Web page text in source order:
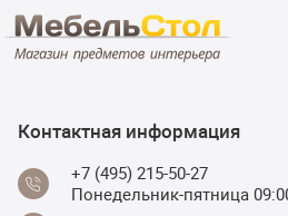
Контактная информация
+7 (495) 215-50-27
Понедельник-пятница